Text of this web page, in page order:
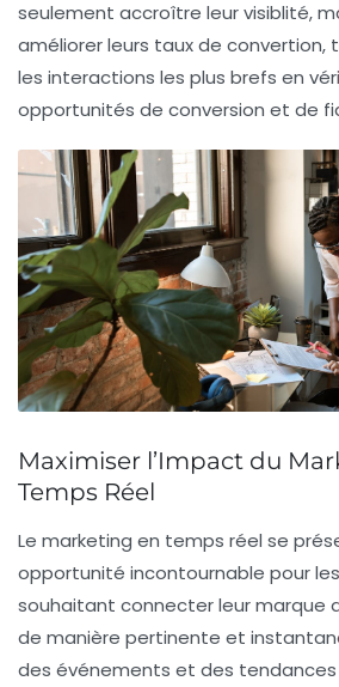
seulement accroître leur visiblité,
améliorer leurs taux de convertion,
les interactions les plus brefs en
opportunités de conversion et de
Maximiser l’Impact du
Temps Réel
Le marketing en temps réel se
opportunité incontournable pour
souhaitant connecter leur marque
de manière pertinente et
des événements et des